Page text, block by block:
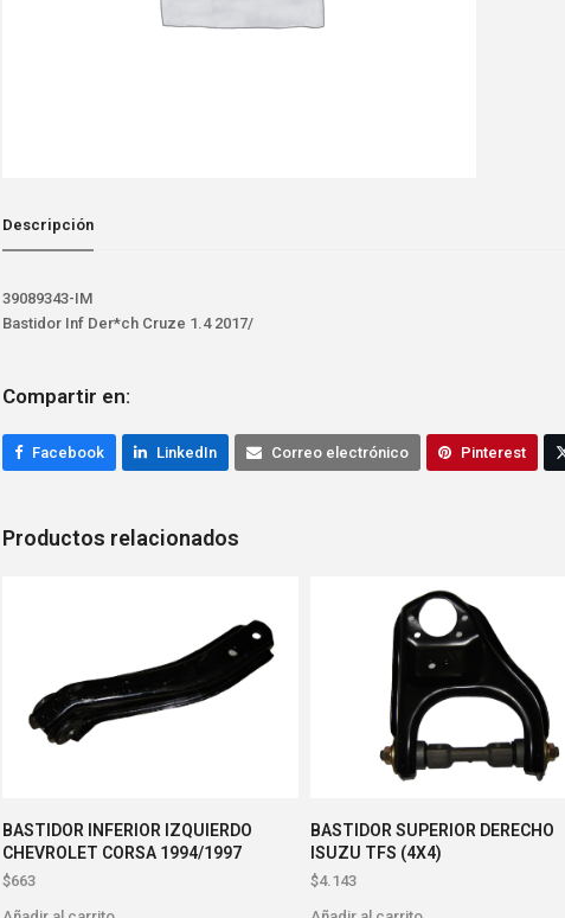
Descripción
39089343-IM
Bastidor Inf Der*ch Cruze 1.4 2017/
Compartir en:
Facebook LinkedIn Correo electrónico Pinterest
Productos relacionados
BASTIDOR INFERIOR IZQUIERDO
CHEVROLET CORSA 1994/1997
$663
BASTIDOR SUPERIOR DERECHO
ISUZU TFS (4X4)
$4.143